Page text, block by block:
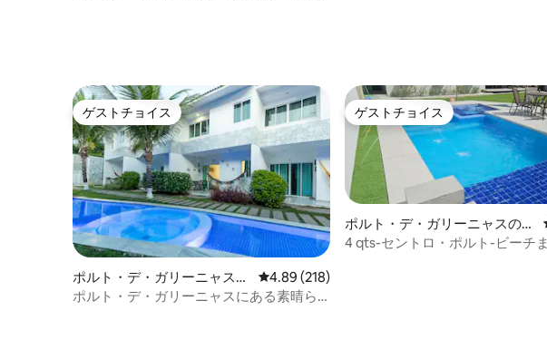
ゲストチョイス
ゲストチョイス
ポルト・デ・ガリーニャスの
一軒家
レビュー218件、5つ星中4.89つ星の平均評価
4.89 (218)
ポルト・デ・ガリーニャスにある素晴ら
ゲストチョイス
ゲストチョイス
ポルト・デ・ガリーニャスの一
軒家
4 qts-セントロ・ポルト-ビーチ